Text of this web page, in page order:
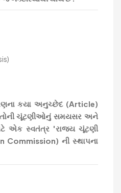
કયા અનુચ્છેદ (Article)
ચૂંટણીઓનું સમયસર અને
એક સ્વતંત્ર 'રાજ્ય ચૂંટણી
ની સ્થાપના